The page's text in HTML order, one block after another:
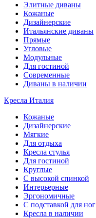
Элитные диваны
Кожаные
Дизайнерские
Итальянские диваны
Прямые
Угловые
Модульные
Для гостиной
Современные
Диваны в наличии
Кресла Италия
Кожаные
Дизайнерские
Мягкие
Для отдыха
Кресла стулья
Для гостиной
Круглые
С высокой спинкой
Интерьерные
Эргономичные
С подставкой для ног
Кресла в наличии